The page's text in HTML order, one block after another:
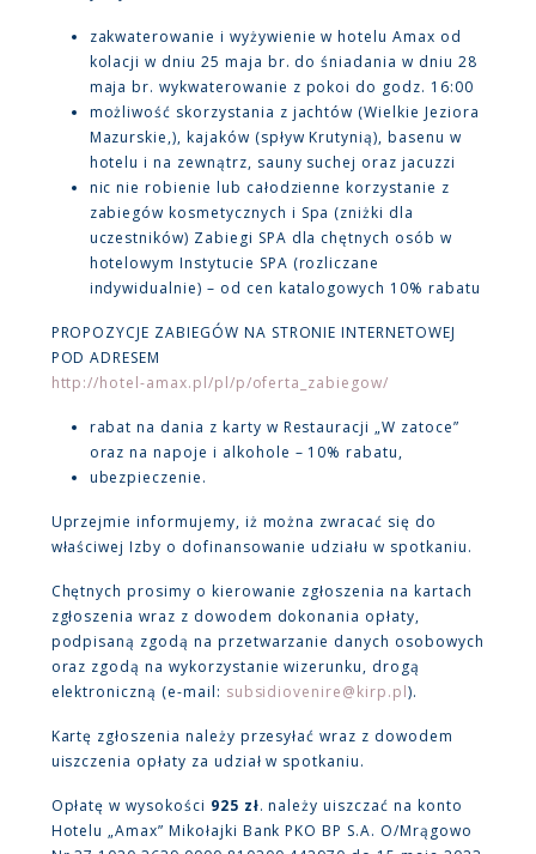
zakwaterowanie i wyżywienie w hotelu Amax od
kolacji w dniu 25 maja br. do śniadania w dniu 28
maja br. wykwaterowanie z pokoi do godz. 16:00
możliwość skorzystania z jachtów (Wielkie Jeziora
Mazurskie,), kajaków (spływ Krutynią), basenu w
hotelu i na zewnątrz, sauny suchej oraz jacuzzi
nic nie robienie lub całodzienne korzystanie z
zabiegów kosmetycznych i Spa (zniżki dla
uczestników) Zabiegi SPA dla chętnych osób w
hotelowym Instytucie SPA (rozliczane
indywidualnie) – od cen katalogowych 10% rabatu
PROPOZYCJE ZABIEGÓW NA STRONIE INTERNETOWEJ
POD ADRESEM
http://hotel-amax.pl/pl/p/oferta_zabiegow/
rabat na dania z karty w Restauracji „W zatoce”
oraz na napoje i alkohole – 10% rabatu,
ubezpieczenie.
Uprzejmie informujemy, iż można zwracać się do
właściwej Izby o dofinansowanie udziału w spotkaniu.
Chętnych prosimy o kierowanie zgłoszenia na kartach
zgłoszenia wraz z dowodem dokonania opłaty,
podpisaną zgodą na przetwarzanie danych osobowych
oraz zgodą na wykorzystanie wizerunku, drogą
elektroniczną (e-mail: subsidiovenire@kirp.pl).
Kartę zgłoszenia należy przesyłać wraz z dowodem
uiszczenia opłaty za udział w spotkaniu.
Opłatę w wysokości 925 zł. należy uiszczać na konto
Hotelu „Amax” Mikołajki Bank PKO BP S.A. O/Mrągowo